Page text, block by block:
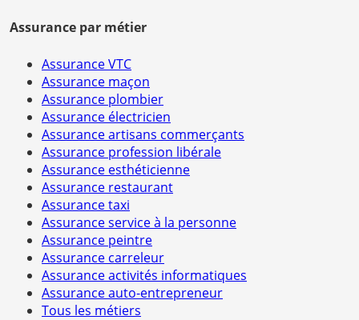
Assurance par métier
Assurance VTC
Assurance maçon
Assurance plombier
Assurance électricien
Assurance artisans commerçants
Assurance profession libérale
Assurance esthéticienne
Assurance restaurant
Assurance taxi
Assurance service à la personne
Assurance peintre
Assurance carreleur
Assurance activités informatiques
Assurance auto-entrepreneur
Tous les métiers